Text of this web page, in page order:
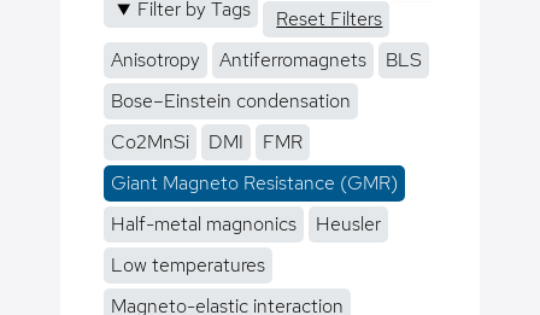
Filter by Tags
Reset Filters
Anisotropy
Antiferromagnets
BLS
Bose–Einstein condensation
Co2MnSi
DMI
FMR
Giant Magneto Resistance (GMR)
Half-metal magnonics
Heusler
Low temperatures
Magneto-elastic interaction